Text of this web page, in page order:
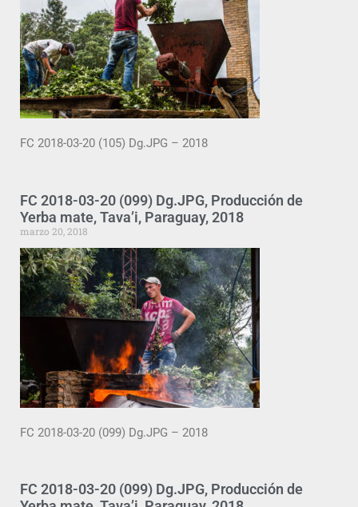
FC 2018-03-20 (105) Dg.JPG – 2018
FC 2018-03-20 (099) Dg.JPG, Producción de
Yerba mate, Tava’i, Paraguay, 2018
marzo 20, 2018
FC 2018-03-20 (099) Dg.JPG – 2018
FC 2018-03-20 (099) Dg.JPG, Producción de